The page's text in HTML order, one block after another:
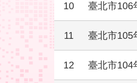
10 臺北市106
11 臺北市105
12 臺北市104